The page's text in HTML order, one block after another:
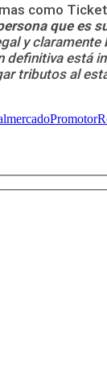
como
que es
y
está
tributos al
mercadoPromotor